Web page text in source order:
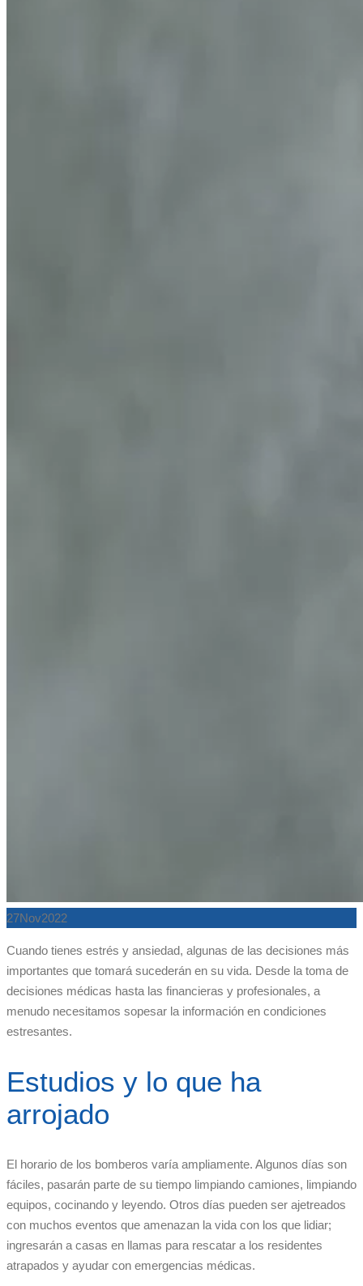
27Nov2022
Cuando tienes estrés y ansiedad, algunas de las decisiones más
importantes que tomará sucederán en su vida. Desde la toma de
decisiones médicas hasta las financieras y profesionales, a
menudo necesitamos sopesar la información en condiciones
estresantes.
Estudios y lo que ha
arrojado
El horario de los bomberos varía ampliamente. Algunos días son
fáciles, pasarán parte de su tiempo limpiando camiones, limpiando
equipos, cocinando y leyendo. Otros días pueden ser ajetreados
con muchos eventos que amenazan la vida con los que lidiar;
ingresarán a casas en llamas para rescatar a los residentes
atrapados y ayudar con emergencias médicas.